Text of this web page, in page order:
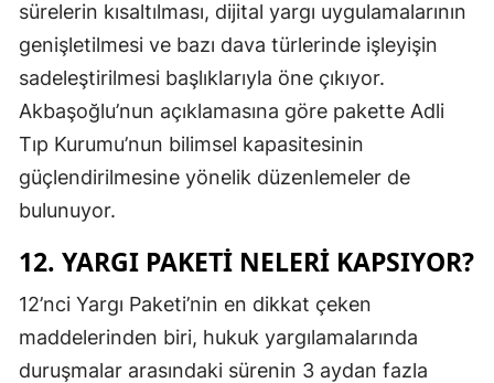
sürelerin kısaltılması, dijital yargı uygulamalarının
genişletilmesi ve bazı dava türlerinde işleyişin
sadeleştirilmesi başlıklarıyla öne çıkıyor.
Akbaşoğlu’nun açıklamasına göre pakette Adli
Tıp Kurumu’nun bilimsel kapasitesinin
güçlendirilmesine yönelik düzenlemeler de
bulunuyor.
12. YARGI PAKETI NELERI KAPSIYOR?
12’nci Yargı Paketi’nin en dikkat çeken
maddelerinden biri, hukuk yargılamalarında
duruşmalar arasındaki sürenin 3 aydan fazla